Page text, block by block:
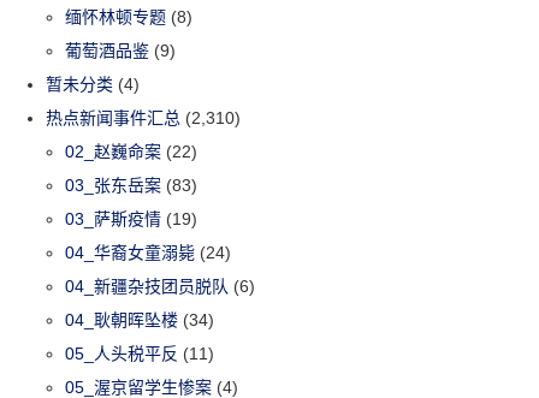
缅怀林顿专题 (8)
葡萄酒品鉴 (9)
暂未分类 (4)
热点新闻事件汇总 (2,310)
02_赵巍命案 (22)
03_张东岳案 (83)
03_萨斯疫情 (19)
04_华裔女童溺毙 (24)
04_新疆杂技团员脱队 (6)
04_耿朝晖坠楼 (34)
05_人头税平反 (11)
05_渥京留学生惨案 (4)